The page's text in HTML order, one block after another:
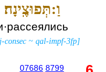
וַ:תְּפוּצֶֽינָה׃
consec ~qal-impf-3fp]
07686 8799